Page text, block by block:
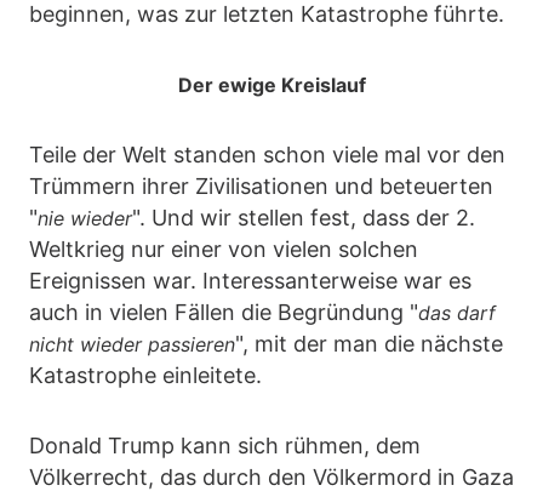
beginnen, was zur letzten Katastrophe führte.
Der ewige Kreislauf
Teile der Welt standen schon viele mal vor den
Trümmern ihrer Zivilisationen und beteuerten
"nie wieder". Und wir stellen fest, dass der 2.
Weltkrieg nur einer von vielen solchen
Ereignissen war. Interessanterweise war es
auch in vielen Fällen die Begründung "das darf
nicht wieder passieren", mit der man die nächste
Katastrophe einleitete.
Donald Trump kann sich rühmen, dem
Völkerrecht, das durch den Völkermord in Gaza